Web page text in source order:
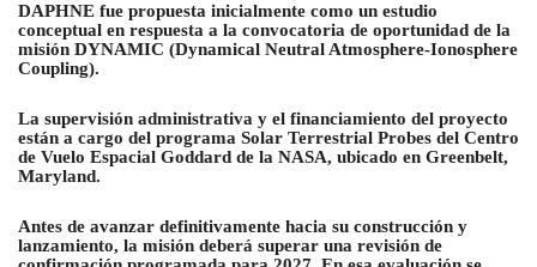
DAPHNE fue propuesta inicialmente como un estudio
conceptual en respuesta a la convocatoria de oportunidad de la
misión DYNAMIC (Dynamical Neutral Atmosphere-Ionosphere
Coupling).
La supervisión administrativa y el financiamiento del proyecto
están a cargo del programa Solar Terrestrial Probes del Centro
de Vuelo Espacial Goddard de la NASA, ubicado en Greenbelt,
Maryland.
Antes de avanzar definitivamente hacia su construcción y
lanzamiento, la misión deberá superar una revisión de